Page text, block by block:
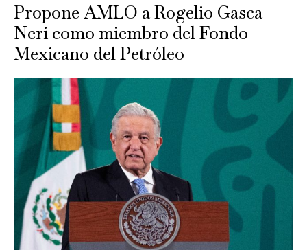
Propone AMLO a Rogelio Gasca
Neri como miembro del Fondo
Mexicano del Petróleo